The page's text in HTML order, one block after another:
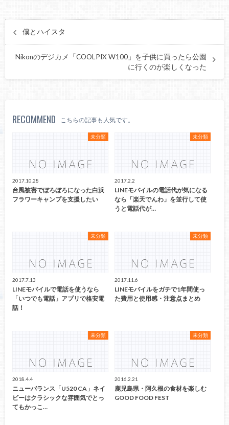
僕とハイスタ
Nikonのデジカメ「COOLPIX W100」を子供に買ったら公園
に行くのが楽しくなった
RECOMMEND こちらの記事も人気です。
未分類
2017.10.28
台風被害でぼろぼろになった白浜
フラワーキャンプを支援したい
未分類
2017.2.2
LINEモバイルの電話代が気になる
なら「楽天でんわ」を並行して使
うと電話代が…
未分類
2017.7.13
LINEモバイルで電話を使うなら
「いつでも電話」アプリで格安電
話！
未分類
2017.11.6
LINEモバイルをガチで1年間使っ
た費用と使用感・注意点まとめ
未分類
2018.4.4
ニューバランス「U520 CA」ネイ
ビーはクラシックな雰囲気でとっ
てもかっこ…
未分類
2016.2.21
鹿児島県・阿久根の食材を楽しむ
GOOD FOOD FEST